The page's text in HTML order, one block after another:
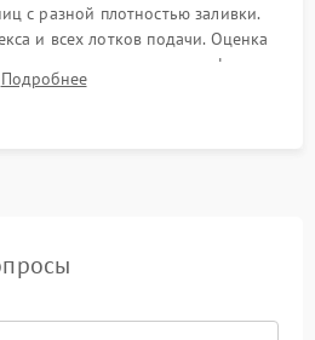
с разной плотностью заливки.
и всех лотков подачи. Оценка
и полное отсутствие дефектов
готового устройства.
Подробнее